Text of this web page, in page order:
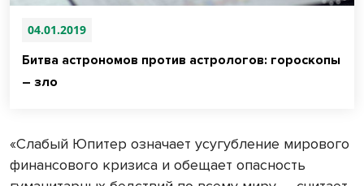
04.01.2019
Битва астрономов против астрологов: гороскопы
– зло
«Слабый Юпитер означает усугубление мирового
финансового кризиса и обещает опасность